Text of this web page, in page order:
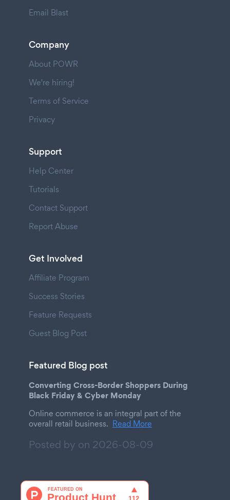
Email Blast
Company
About POWR
We're hiring!
Terms of Service
Privacy
Support
Help Center
Tutorials
Contact Support
Report Abuse
Get Involved
Affiliate Program
Success Stories
Feature Requests
Guest Blog Post
Featured Blog post
Converting Cross-Border Shoppers During
Black Friday & Cyber Monday
Online commerce is an integral part of the
overall retail business. Read More
Posted by on 2026-08-09